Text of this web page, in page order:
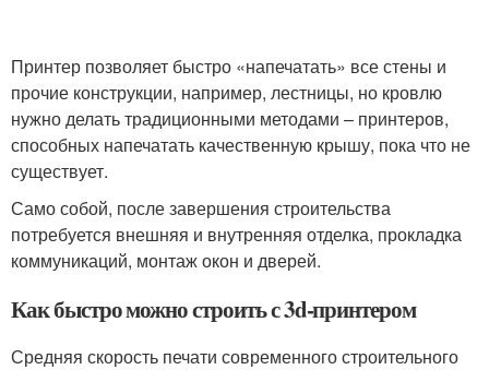
Принтер позволяет быстро «напечатать» все стены и
прочие конструкции, например, лестницы, но кровлю
нужно делать традиционными методами – принтеров,
способных напечатать качественную крышу, пока что не
существует.
Само собой, после завершения строительства
потребуется внешняя и внутренняя отделка, прокладка
коммуникаций, монтаж окон и дверей.
Как быстро можно строить с 3d-принтером
Средняя скорость печати современного строительного